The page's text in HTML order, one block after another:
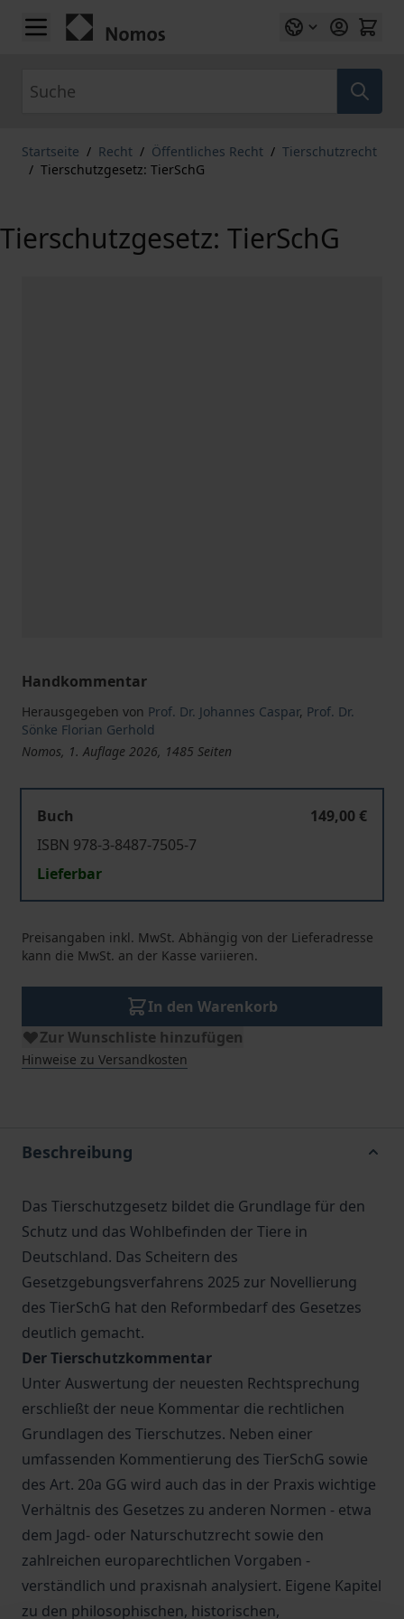
Zum Inhalt springen
Startseite / Recht / Öffentliches Recht / Tierschutzrecht
/ Tierschutzgesetz: TierSchG
Tierschutzgesetz: TierSchG
Handkommentar
Herausgegeben von Prof. Dr. Johannes Caspar, Prof. Dr.
Sönke Florian Gerhold
Nomos, 1. Auflage 2026, 1485 Seiten
Buch
149,00 €
ISBN 978-3-8487-7505-7
Lieferbar
Preisangaben inkl. MwSt. Abhängig von der Lieferadresse
kann die MwSt. an der Kasse variieren.
In den Warenkorb
Zur Wunschliste hinzufügen
Hinweise zu Versandkosten
Beschreibung
Das Tierschutzgesetz bildet die Grundlage für den
Schutz und das Wohlbefinden der Tiere in
Deutschland. Das Scheitern des
Gesetzgebungsverfahrens 2025 zur Novellierung
des TierSchG hat den Reformbedarf des Gesetzes
deutlich gemacht.
Der Tierschutzkommentar
Unter Auswertung der neuesten Rechtsprechung
erschließt der neue Kommentar die rechtlichen
Grundlagen des Tierschutzes. Neben einer
umfassenden Kommentierung des TierSchG sowie
des Art. 20a GG wird auch das in der Praxis wichtige
Verhältnis des Gesetzes zu anderen Normen - etwa
dem Jagd- oder Naturschutzrecht sowie den
zahlreichen europarechtlichen Vorgaben -
verständlich und praxisnah analysiert. Eigene Kapitel
zu den philosophischen, historischen,